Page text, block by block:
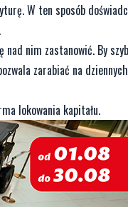
W ten sposób
nim zastanowić. By
zarabiać na
lokowania kapitału.